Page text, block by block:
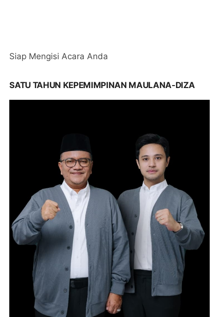
Siap Mengisi Acara Anda
SATU TAHUN KEPEMIMPINAN MAULANA-DIZA